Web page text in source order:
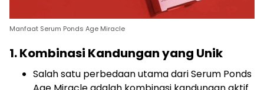
Manfaat Serum Ponds Age Miracle
1. Kombinasi Kandungan yang Unik
Salah satu perbedaan utama dari Serum Ponds